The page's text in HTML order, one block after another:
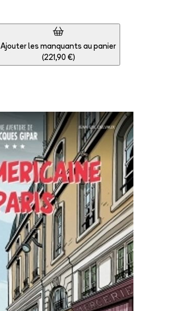
Ajouter les manquants au panier
(221,90 €)